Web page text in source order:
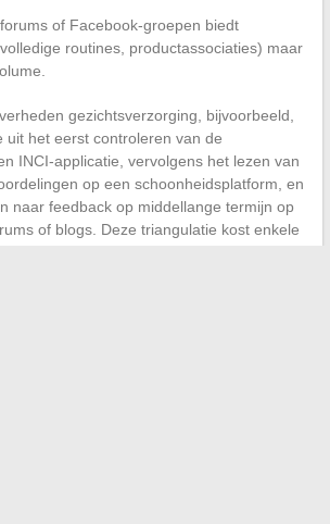
of Facebook-groepen biedt
routines, productassociaties) maar
gezichtsverzorging, bijvoorbeeld,
uit het eerst controleren van de
INCI-applicatie, vervolgens het lezen van
op een schoonheidsplatform, en
naar feedback op middellange termijn op
of blogs. Deze triangulatie kost enkele